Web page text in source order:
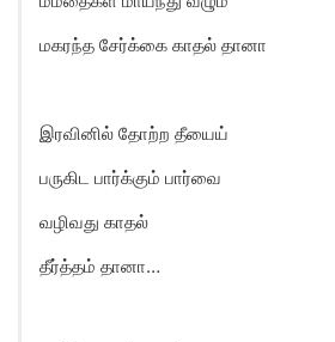
மகரந்த சேர்க்கை காதல் தானா
இரவினில் தோற்ற தீயைய்
பருகிட பார்க்கும் பார்வை
வழிவது காதல்
தீர்த்தம் தானா…